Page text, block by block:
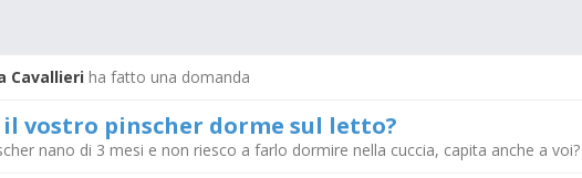
Cavallieri ha fatto una domanda
il vostro pinscher dorme sul letto?
nano di 3 mesi e non riesco a farlo dormire nella cuccia, capita anche a voi?